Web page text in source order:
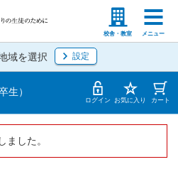
校舎・教室 メニュー
高等学校の先生
域を選択 設定
生）
ログイン お気に入り カート
ました。